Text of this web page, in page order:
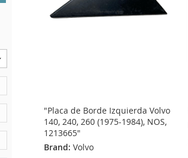
"Placa de Borde Izquierda Volvo
140, 240, 260 (1975-1984), NOS,
1213665"
Brand: Volvo